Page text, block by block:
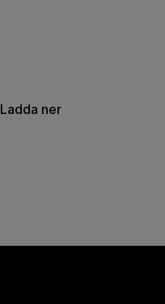
Ladda ner